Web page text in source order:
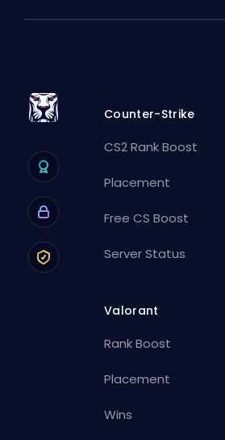
Counter-Strike
CS2 Rank Boost
Placement
Free CS Boost
Server Status
Valorant
Rank Boost
Placement
Wins